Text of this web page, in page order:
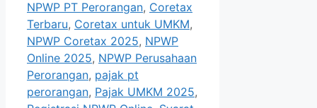
NPWP PT Perorangan, Coretax
Terbaru, Coretax untuk UMKM,
NPWP Coretax 2025, NPWP
Online 2025, NPWP Perusahaan
Perorangan, pajak pt
perorangan, Pajak UMKM 2025,